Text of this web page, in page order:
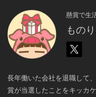
懸賞で生
もの
長年働いた会社を退職して
賞が当選したことをキッカ